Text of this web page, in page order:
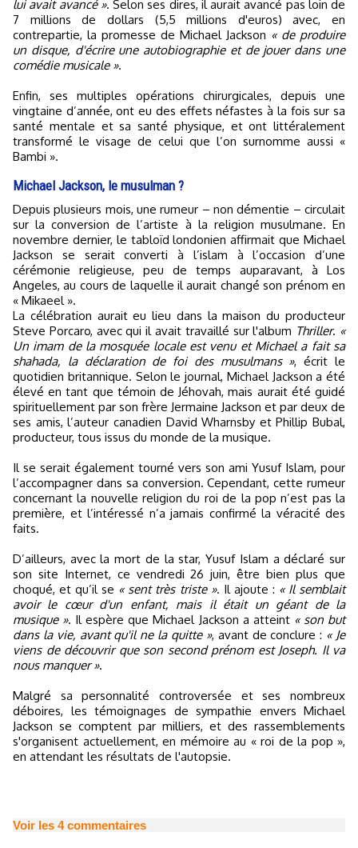
lui avait avancé ». Selon ses dires, il aurait avancé pas loin de
7 millions de dollars (5,5 millions d'euros) avec, en
contrepartie, la promesse de Michael Jackson « de produire
un disque, d'écrire une autobiographie et de jouer dans une
comédie musicale ».
Enfin, ses multiples opérations chirurgicales, depuis une
vingtaine d’année, ont eu des effets néfastes à la fois sur sa
santé mentale et sa santé physique, et ont littéralement
transformé le visage de celui que l’on surnomme aussi «
Bambi ».
Michael Jackson, le musulman ?
Depuis plusieurs mois, une rumeur – non démentie – circulait
sur la conversion de l’artiste à la religion musulmane. En
novembre dernier, le tabloïd londonien affirmait que Michael
Jackson se serait converti à l’islam à l’occasion d’une
cérémonie religieuse, peu de temps auparavant, à Los
Angeles, au cours de laquelle il aurait changé son prénom en
« Mikaeel ».
La célébration aurait eu lieu dans la maison du producteur
Steve Porcaro, avec qui il avait travaillé sur l'album Thriller. «
Un imam de la mosquée locale est venu et Michael a fait sa
shahada, la déclaration de foi des musulmans », écrit le
quotidien britannique. Selon le journal, Michael Jackson a été
élevé en tant que témoin de Jéhovah, mais aurait été guidé
spirituellement par son frère Jermaine Jackson et par deux de
ses amis, l’auteur canadien David Wharnsby et Phillip Bubal,
producteur, tous issus du monde de la musique.
Il se serait également tourné vers son ami Yusuf Islam, pour
l’accompagner dans sa conversion. Cependant, cette rumeur
concernant la nouvelle religion du roi de la pop n’est pas la
première, et l’intéressé n’a jamais confirmé la véracité des
faits.
D’ailleurs, avec la mort de la star, Yusuf Islam a déclaré sur
son site Internet, ce vendredi 26 juin, être bien plus que
choqué, et qu’il se « sent très triste ». Il ajoute : « Il semblait
avoir le cœur d'un enfant, mais il était un géant de la
musique ». Il espère que Michael Jackson a atteint « son but
dans la vie, avant qu'il ne la quitte », avant de conclure : « Je
viens de découvrir que son second prénom est Joseph. Il va
nous manquer ».
Malgré sa personnalité controversée et ses nombreux
déboires, les témoignages de sympathie envers Michael
Jackson se comptent par milliers, et des rassemblements
s'organisent actuellement, en mémoire au « roi de la pop »,
en attendant les résultats de l'autopsie.
Voir les 4commentaires